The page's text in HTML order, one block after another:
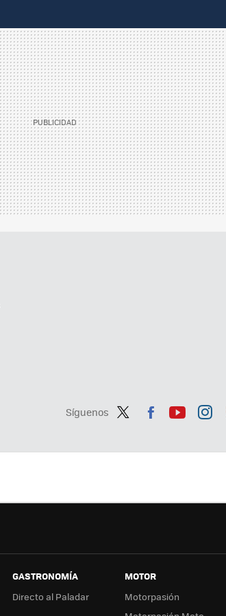
Síguenos
ter
ebo tub agr
GASTRONOMÍA
Directo al Paladar
MOTOR
Motorpasión